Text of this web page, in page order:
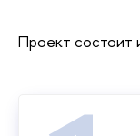
Проект состоит